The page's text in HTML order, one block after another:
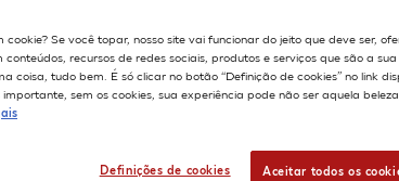
cookie? Se você topar, nosso site vai funcionar do jeito que deve ser,
conteúdos, recursos de redes sociais, produtos e serviços que são a
coisa, tudo bem. É só clicar no botão “Definição de cookies” no link
sem os cookies, sua experiência pode não ser aquela
Definições de cookies Aceitar todos os